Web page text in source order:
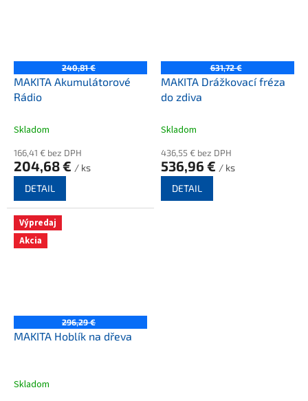
240,81 €
MAKITA Akumulátorové
Rádio
Skladom
166,41 € bez DPH
204,68 € / ks
DETAIL
631,72 €
MAKITA Drážkovací fréza
do zdiva
Skladom
436,55 € bez DPH
536,96 € / ks
DETAIL
Výpredaj
Akcia
296,29 €
MAKITA Hoblík na dřeva
Skladom